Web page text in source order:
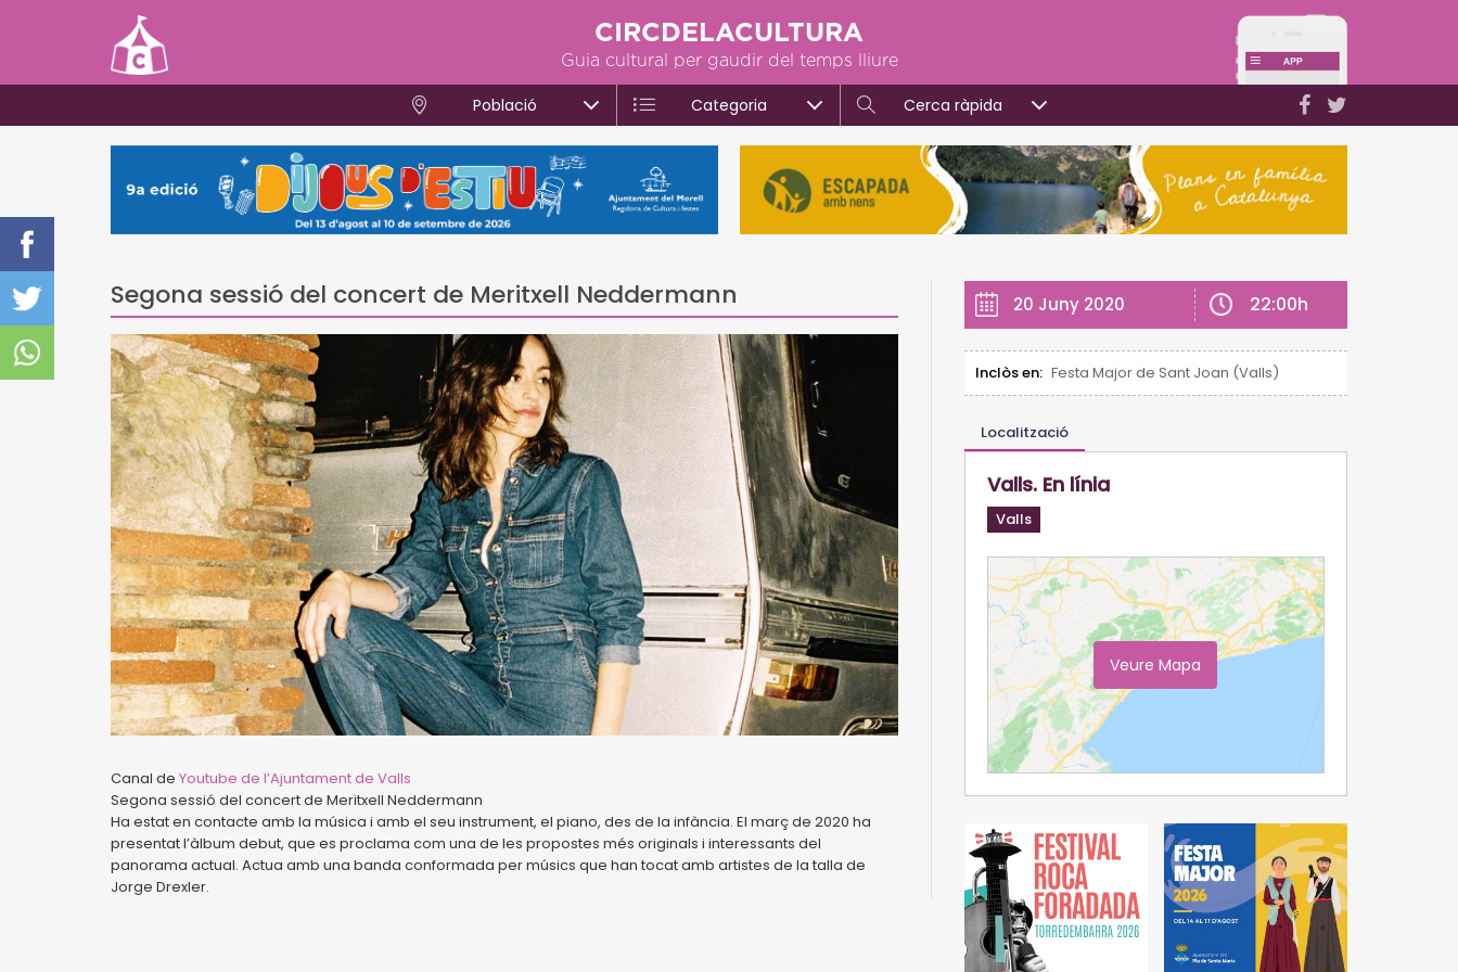
CIRCDELACULTURA
Guia cultural per gaudir del temps lliure
Població Categoria Cerca ràpida
Segona sessió del concert de Meritxell Neddermann
Canal de Youtube de l’Ajuntament de Valls
Segona sessió del concert de Meritxell Neddermann
Ha estat en contacte amb la música i amb el seu instrument, el piano, des de la infància. El març de 2020 ha
presentat l’àlbum debut, que es proclama com una de les propostes més originals i interessants del
panorama actual. Actua amb una banda conformada per músics que han tocat amb artistes de la talla de
Jorge Drexler.
20 Juny 2020 22:00h
Inclòs en: Festa Major de Sant Joan (Valls)
Localització
Valls. En línia
Valls
Veure Mapa